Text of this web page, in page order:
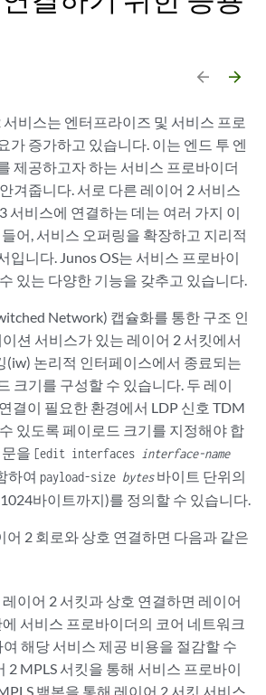
arrow_backward arrow_forward
서비스는 엔터프라이즈 및 서비스 프로
가 증가하고 있습니다. 이는 엔드 투 엔
제공하고자 하는 서비스 프로바이더
겨줍니다. 서로 다른 레이어 2 서비스
서비스에 연결하는 데는 여러 가지 이
어, 서비스 오퍼링을 확장하고 지리적
입니다. Junos OS는 서비스 프로바이
있는 다양한 기능을 갖추고 있습니다.
Network) 캡슐화를 통한 구조 인
션 서비스가 있는 레이어 2 서킷에서
(iw) 논리적 인터페이스에서 종료되는
크기를 구성할 수 있습니다. 두 레이
결이 필요한 환경에서 LDP 신호 TDM
있도록 페이로드 크기를 지정해야 합
을 [edit interfaces interface-name
하여 payload-size bytes바이트 단위의
바이트까지)를 정의할 수 있습니다.
어 2 회로와 상호 연결하면 다음과 같은
이어 2 서킷과 상호 연결하면 레이어
서비스 프로바이더의 코어 네트워크
해당 서비스 제공 비용을 절감할 수
2 MPLS 서킷을 통해 서비스 프로바이
백본을 통해 레이어 2 서킷 서비스